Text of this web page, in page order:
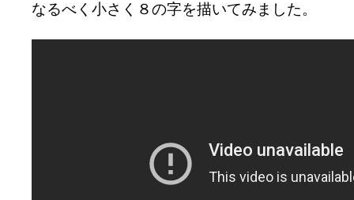
なるべく小さく８の字を描いてみました。